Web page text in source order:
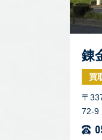
錬
買
〒
72-9